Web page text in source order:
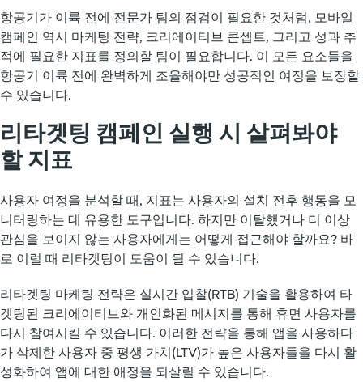
항공기가 이륙 전에 전문가 팀의 점검이 필요한 것처럼, 모바일
캠페인 역시 마케팅 전략, 크리에이티브 콘셉트, 그리고 성과 추
적에 필요한 지표를 정의할 팀이 필요합니다. 이 모든 요소들을
항공기 이륙 전에 완벽하게 조율해야만 성공적인 여정을 보장할
수 있습니다.
리타겟팅 캠페인 실행 시 살펴봐야
할 지표
사용자 여정을 분석할 때, 지표는 사용자의 설치 전후 행동을 모
니터링하는 데 유용한 도구입니다. 하지만 이탈했거나 더 이상
관심을 보이지 않는 사용자에게는 어떻게 접근해야 할까요? 바
로 이럴 때 리타겟팅이 도움이 될 수 있습니다.
리타겟팅 마케팅 전략은 실시간 입찰(RTB) 기술을 활용하여 타
겟팅된 크리에이티브와 개인화된 메시지를 통해 휴면 사용자를
다시 참여시킬 수 있습니다. 이러한 전략을 통해 앱을 사용하다
가 삭제한 사용자 중 평생 가치(LTV)가 높은 사용자들을 다시 활
성화하여 앱에 대한 애정을 되살릴 수 있습니다.